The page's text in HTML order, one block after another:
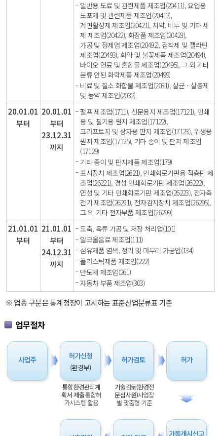
일반용 도료 및 관련제품 제조업(20411), 요업용
도포제 및 관련제품 제조업(20412),
계면활성제 제조업(20421), 치약, 비누 및 기타 세
제 제조업(20422), 화장품 제조업(20423),
가공 및 정제염 제조업(20492), 접착제 및 젤라틴
제조업(20493), 화약 및 불꽃제품 제조업(20494),
바이오 연료 및 혼합물 제조업(20495), 그 외 기타
분류 안된 화학제품 제조업(20499)
비료 및 질소 화합물 제조업(2031), 살균ㆍ살충제
및 농약 제조업(2032)
20.01.01
부터
20.01.01
부터
23.12.31
까지
펄프 제조업(1711), 신문용지 제조업(17121), 인쇄
용 및 필기용 원지 제조업(17122),
크라프트지 및 상자용 판지 제조업(17123), 위생용
원지 제조업(17125), 기타 종이 및 판지 제조업
(17129)
기타 종이 및 판지제품 제조업(179)
표시장치 제조업(2621), 인쇄회로기판용 적층판 제
조업(26221), 경성 인쇄회로기판 제조업(26222),
연성 및 기타 인쇄회로기판 제조업(26223), 전자축
전기 제조업(26291), 전자감지장치 제조업(26295),
그 외 기타 전자부품 제조업(26299)
21.01.01
부터
21.01.01
부터
24.12.31
까지
도축, 육류 가공 및 저장 처리업(101)
알코올음료 제조업(111)
섬유제품 염색, 정리 및 마무리 가공업(134)
플라스틱제품 제조업(222)
반도체 제조업(261)
자동차 부품 제조업(303)
※ 업종 구분은 통계청장이 고시하는 표준산업분류표 기준
업무절차
사업주
허가신청
(환경부)
통합환경관리계
획서 제출통합허
가시스템 활용
허가검토
기술검토(환경전
문심사원)사업장
별 맞춤형 기준
허가
가동개시신고